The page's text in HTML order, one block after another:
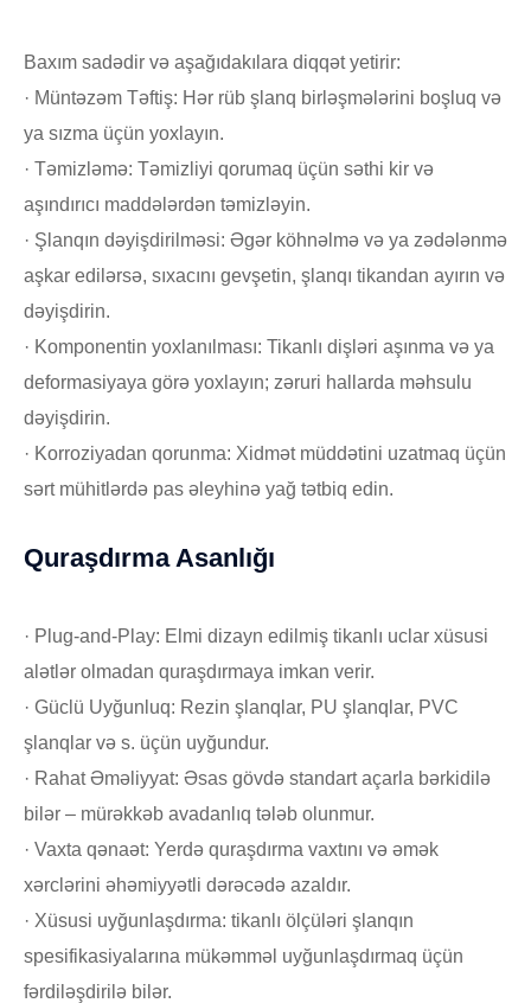
Baxım sadədir və aşağıdakılara diqqət yetirir:
· Müntəzəm Təftiş: Hər rüb şlanq birləşmələrini boşluq və
ya sızma üçün yoxlayın.
· Təmizləmə: Təmizliyi qorumaq üçün səthi kir və
aşındırıcı maddələrdən təmizləyin.
· Şlanqın dəyişdirilməsi: Əgər köhnəlmə və ya zədələnmə
aşkar edilərsə, sıxacını gevşetin, şlanqı tikandan ayırın və
dəyişdirin.
· Komponentin yoxlanılması: Tikanlı dişləri aşınma və ya
deformasiyaya görə yoxlayın; zəruri hallarda məhsulu
dəyişdirin.
· Korroziyadan qorunma: Xidmət müddətini uzatmaq üçün
sərt mühitlərdə pas əleyhinə yağ tətbiq edin.
Quraşdırma Asanlığı
· Plug-and-Play: Elmi dizayn edilmiş tikanlı uclar xüsusi
alətlər olmadan quraşdırmaya imkan verir.
· Güclü Uyğunluq: Rezin şlanqlar, PU şlanqlar, PVC
şlanqlar və s. üçün uyğundur.
· Rahat Əməliyyat: Əsas gövdə standart açarla bərkidilə
bilər – mürəkkəb avadanlıq tələb olunmur.
· Vaxta qənaət: Yerdə quraşdırma vaxtını və əmək
xərclərini əhəmiyyətli dərəcədə azaldır.
· Xüsusi uyğunlaşdırma: tikanlı ölçüləri şlanqın
spesifikasiyalarına mükəmməl uyğunlaşdırmaq üçün
fərdiləşdirilə bilər.